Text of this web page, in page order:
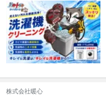
株式会社暖心